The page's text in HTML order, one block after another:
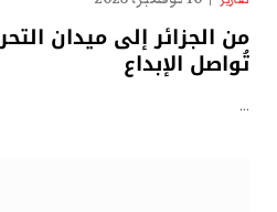
من الجزائر إلى ميدان
تُواصل الإبداع
…